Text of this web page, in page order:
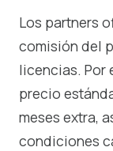
Los partners
comisión del
licencias. Por
precio
meses extra,
condiciones